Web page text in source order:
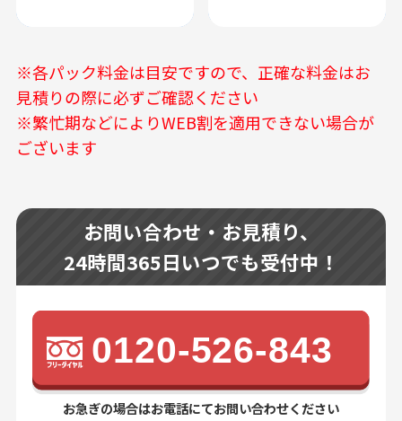
※各パック料金は目安ですので、正確な料金はお
見積りの際に必ずご確認ください
※繁忙期などによりWEB割を適用できない場合が
ございます
お問い合わせ・お見積り、
24時間365日いつでも受付中！
0120-526-843
お急ぎの場合はお電話にてお問い合わせください